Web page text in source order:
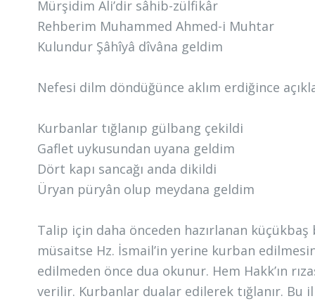
Mürşidim Ali’dir sâhib-zülfikâr
Rehberim Muhammed Ahmed-i Muhtar
Kulundur Şâhîyâ dîvâna geldim
Nefesi dilm döndüğünce aklım erdiğince
Kurbanlar tığlanıp gülbang çekildi
Gaflet uykusundan uyana geldim
Dört kapı sancağı anda dikildi
Üryan püryân olup meydana geldim
Talip için daha önceden hazırlanan
müsaitse Hz. İsmail’in yerine kurban
edilmeden önce dua okunur. Hem Hakk’ın
verilir. Kurbanlar dualar edilerek tığlanır. Bu